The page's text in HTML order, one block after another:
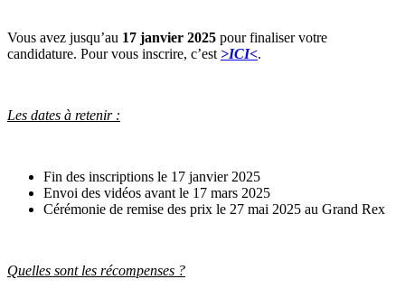
Vous avez jusqu’au 17 janvier 2025 pour finaliser votre
candidature. Pour vous inscrire, c’est >ICI<.
Les dates à retenir :
Fin des inscriptions le 17 janvier 2025
Envoi des vidéos avant le 17 mars 2025
Cérémonie de remise des prix le 27 mai 2025 au Grand Rex
Quelles sont les récompenses ?